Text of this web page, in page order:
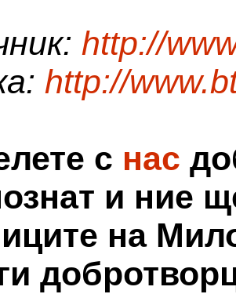
http://
http://
с нас
и ние
на